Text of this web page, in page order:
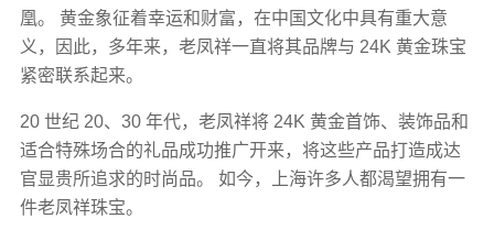
凰。 黄金象征着幸运和财富，在中国文化中具有重大意
义，因此，多年来，老凤祥一直将其品牌与 24K 黄金珠宝
紧密联系起来。
20 世纪 20、30 年代，老凤祥将 24K 黄金首饰、装饰品和
适合特殊场合的礼品成功推广开来，将这些产品打造成达
官显贵所追求的时尚品。 如今，上海许多人都渴望拥有一
件老凤祥珠宝。